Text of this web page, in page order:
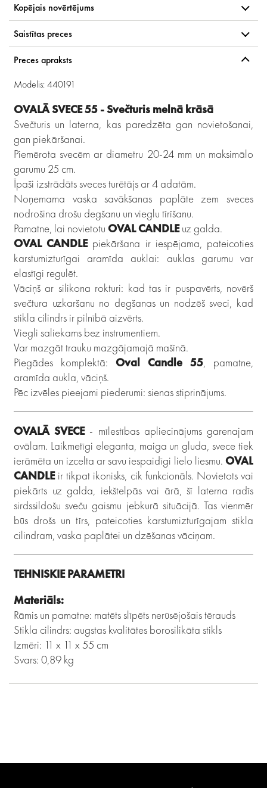
Kopējais novērtējums
Saistītas preces
Preces apraksts
Modelis: 440191
OVALĀ SVECE 55 - Svečturis melnā krāsā
Svečturis un laterna, kas paredzēta gan novietošanai,
gan piekāršanai.
Piemērota svecēm ar diametru 20-24 mm un maksimālo
garumu 25 cm.
Īpaši izstrādāts sveces turētājs ar 4 adatām.
Noņemama vaska savākšanas paplāte zem sveces
nodrošina drošu degšanu un vieglu tīrīšanu.
Pamatne, lai novietotu OVAL CANDLEuz galda.
OVAL CANDLEpiekāršana ir iespējama, pateicoties
karstumizturīgai aramīda auklai: auklas garumu var
elastīgi regulēt.
Vāciņš ar silikona rokturi: kad tas ir puspavērts, novērš
svečtura uzkaršanu no degšanas un nodzēš sveci, kad
stikla cilindrs ir pilnībā aizvērts.
Viegli saliekams bez instrumentiem.
Var mazgāt trauku mazgājamajā mašīnā.
Piegādes komplektā: Oval Candle 55, pamatne,
aramīda aukla, vāciņš.
Pēc izvēles pieejami piederumi: sienas stiprinājums.
OVALĀ SVECE- mīlestības apliecinājums garenajam
ovālam. Laikmetīgi eleganta, maiga un gluda, svece tiek
ierāmēta un izcelta ar savu iespaidīgi lielo liesmu. OVAL
CANDLEir tikpat ikonisks, cik funkcionāls. Novietots vai
piekārts uz galda, iekštelpās vai ārā, šī laterna radīs
sirdssildošu sveču gaismu jebkurā situācijā. Tas vienmēr
būs drošs un tīrs, pateicoties karstumizturīgajam stikla
cilindram, vaska paplātei un dzēšanas vāciņam.
TEHNISKIE PARAMETRI
Materiāls:
Rāmis un pamatne: matēts slīpēts nerūsējošais tērauds
Stikla cilindrs: augstas kvalitātes borosilikāta stikls
Izmēri: 11 x 11 x 55 cm
Svars: 0,89 kg